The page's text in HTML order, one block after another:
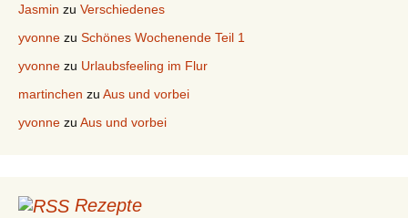
Jasmin zu Verschiedenes
yvonne zu Schönes Wochenende Teil 1
yvonne zu Urlaubsfeeling im Flur
martinchen zu Aus und vorbei
yvonne zu Aus und vorbei
Rezepte